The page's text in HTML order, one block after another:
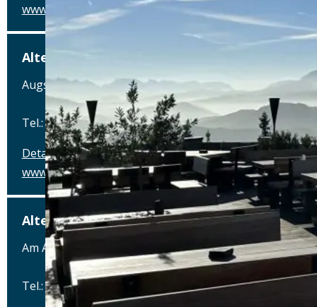
www.alte-brauerei-mertingen.de
Alte Posthalterei
Augsburger Straße 2, 86441 Zusmarshausen
Tel.: Tel.: 08291-858220
Details
www.posthalterei.com
Alter Schlachthof
Am Alten Schlachthof 9, 93055 Regensburg
Tel.: Tel.: 0941-4637770